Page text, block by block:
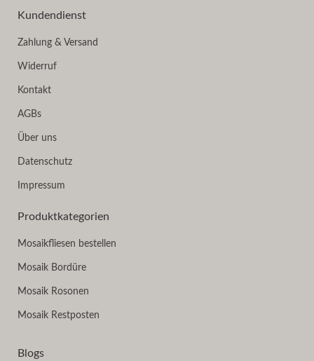
Kundendienst
Zahlung & Versand
Widerruf
Kontakt
AGBs
Über uns
Datenschutz
Impressum
Produktkategorien
Mosaikfliesen bestellen
Mosaik Bordüre
Mosaik Rosonen
Mosaik Restposten
Blogs